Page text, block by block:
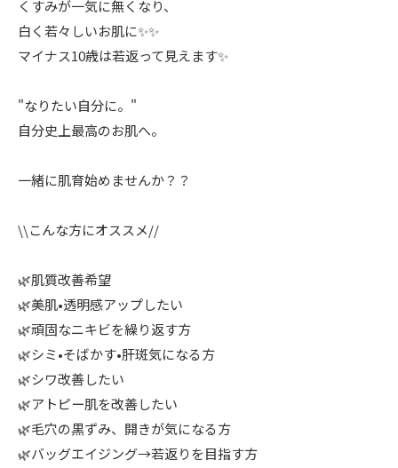
くすみが一気に無くなり、
白く若々しいお肌に✨✨
マイナス10歳は若返って見えます✨
"なりたい自分に。"
自分史上最高のお肌へ。
一緒に肌育始めませんか？？
\\こんな方にオススメ//
🌿肌質改善希望
🌿美肌•透明感アップしたい
🌿頑固なニキビを繰り返す方
🌿シミ•そばかす•肝斑気になる方
🌿シワ改善したい
🌿アトピー肌を改善したい
🌿毛穴の黒ずみ、開きが気になる方
🌿バッグエイジング→若返りを目指す方